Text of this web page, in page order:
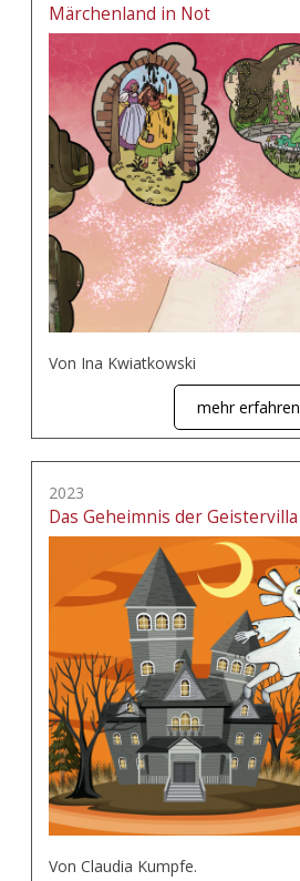
Märchenland in Not
Von Ina Kwiatkowski
mehr erfahren
2023
Das Geheimnis der Geistervilla
Von Claudia Kumpfe.